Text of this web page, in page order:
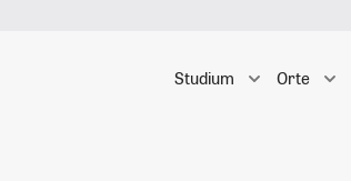
Studium Orte